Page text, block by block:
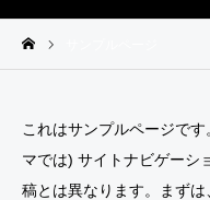
これはサンプルページで
マでは) サイトナビゲーシ
稿とは異なります。まず